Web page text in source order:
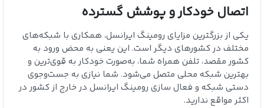
اتصال خودکار و پوشش گسترده
یکی از بزرگترین مزایای رومینگ ایرانسل، همکاری با شبکه‌های
مختلف در کشورهای دیگر است. این یعنی به محض ورود به
کشور مقصد، تلفن همراه شما، به‌صورت خودکار به قوی‌ترین و
بهترین شبکه محلی متصل می‌شود. شما نیازی به جست‌وجوی
دستی شبکه و فعال سازی رومینگ ایرانسل در خارج از کشور در
اکثر مواقع ندارید.